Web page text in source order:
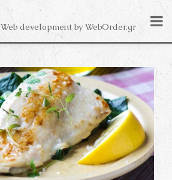
Web development by WebOrder.gr